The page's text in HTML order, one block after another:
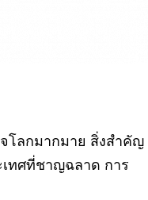
โลกมากมาย สิ่งสำคัญ
เทศที่ชาญฉลาด การ